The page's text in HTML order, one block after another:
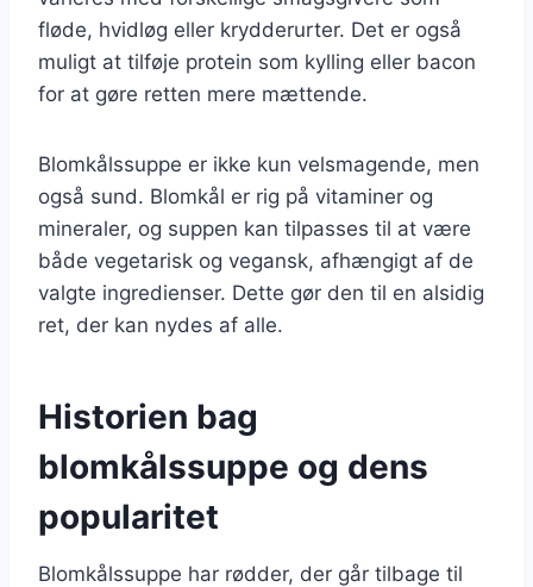
fløde, hvidløg eller krydderurter. Det er også
muligt at tilføje protein som kylling eller bacon
for at gøre retten mere mættende.
Blomkålssuppe er ikke kun velsmagende, men
også sund. Blomkål er rig på vitaminer og
mineraler, og suppen kan tilpasses til at være
både vegetarisk og vegansk, afhængigt af de
valgte ingredienser. Dette gør den til en alsidig
ret, der kan nydes af alle.
Historien bag
blomkålssuppe og dens
popularitet
Blomkålssuppe har rødder, der går tilbage til